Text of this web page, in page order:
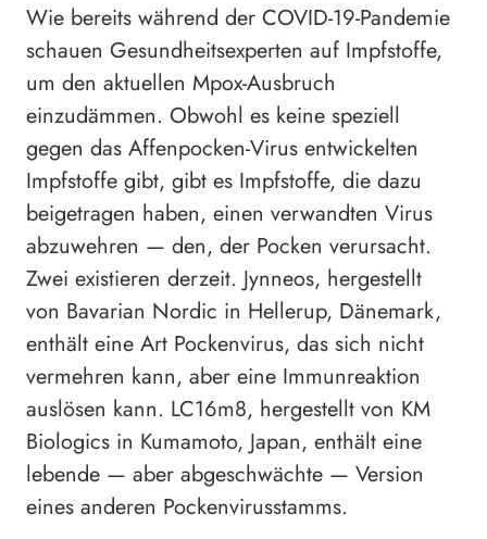
Wie bereits während der COVID-19-Pandemie
schauen Gesundheitsexperten auf Impfstoffe,
um den aktuellen Mpox-Ausbruch
einzudämmen. Obwohl es keine speziell
gegen das Affenpocken-Virus entwickelten
Impfstoffe gibt, gibt es Impfstoffe, die dazu
beigetragen haben, einen verwandten Virus
abzuwehren — den, der Pocken verursacht.
Zwei existieren derzeit. Jynneos, hergestellt
von Bavarian Nordic in Hellerup, Dänemark,
enthält eine Art Pockenvirus, das sich nicht
vermehren kann, aber eine Immunreaktion
auslösen kann. LC16m8, hergestellt von KM
Biologics in Kumamoto, Japan, enthält eine
lebende — aber abgeschwächte — Version
eines anderen Pockenvirusstamms.